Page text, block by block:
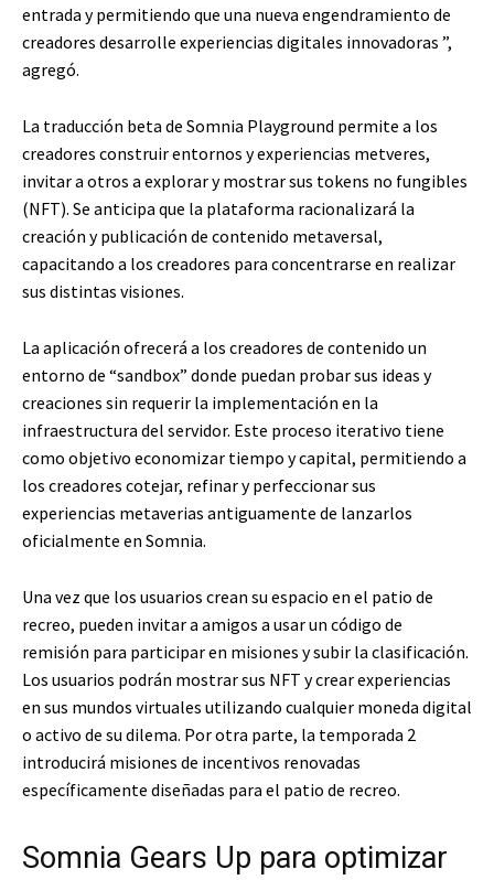
entrada y permitiendo que una nueva engendramiento de
creadores desarrolle experiencias digitales innovadoras ”,
agregó.
La traducción beta de Somnia Playground permite a los
creadores construir entornos y experiencias metveres,
invitar a otros a explorar y mostrar sus tokens no fungibles
(NFT). Se anticipa que la plataforma racionalizará la
creación y publicación de contenido metaversal,
capacitando a los creadores para concentrarse en realizar
sus distintas visiones.
La aplicación ofrecerá a los creadores de contenido un
entorno de “sandbox” donde puedan probar sus ideas y
creaciones sin requerir la implementación en la
infraestructura del servidor. Este proceso iterativo tiene
como objetivo economizar tiempo y capital, permitiendo a
los creadores cotejar, refinar y perfeccionar sus
experiencias metaverias antiguamente de lanzarlos
oficialmente en Somnia.
Una vez que los usuarios crean su espacio en el patio de
recreo, pueden invitar a amigos a usar un código de
remisión para participar en misiones y subir la clasificación.
Los usuarios podrán mostrar sus NFT y crear experiencias
en sus mundos virtuales utilizando cualquier moneda digital
o activo de su dilema. Por otra parte, la temporada 2
introducirá misiones de incentivos renovadas
específicamente diseñadas para el patio de recreo.
Somnia Gears Up para optimizar